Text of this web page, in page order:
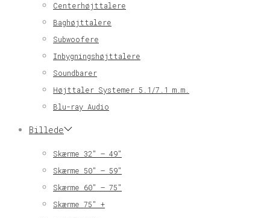
Centerhøjttalere
Baghøjttalere
Subwoofere
Inbygningshøjttalere
Soundbarer
Højttaler Systemer 5.1/7.1 m.m.
Blu-ray Audio
Billede
Skærme 32″ – 49″
Skærme 50″ – 59″
Skærme 60″ – 75″
Skærme 75″ +